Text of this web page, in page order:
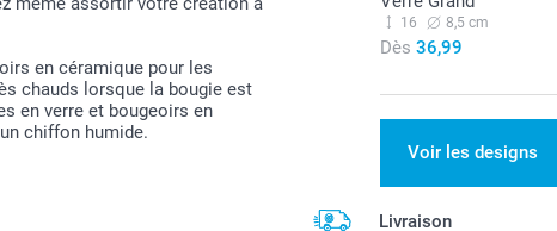
en céramique pour les
chauds lorsque la bougie est
en verre et bougeoirs en
chiffon humide.
16 8,5 cm
Dès 36,99
Voir les designs
Livraison